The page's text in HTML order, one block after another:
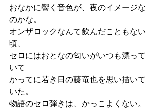
おなかに響く音色が、夜のイメージな
のかな。
オンザロックなんて飲んだこともない
頃、
セロにはおとなの匂いがいつも漂って
いて
かってに若き日の藤竜也を思い描いて
いた。
物語のセロ弾きは、かっこよくない。